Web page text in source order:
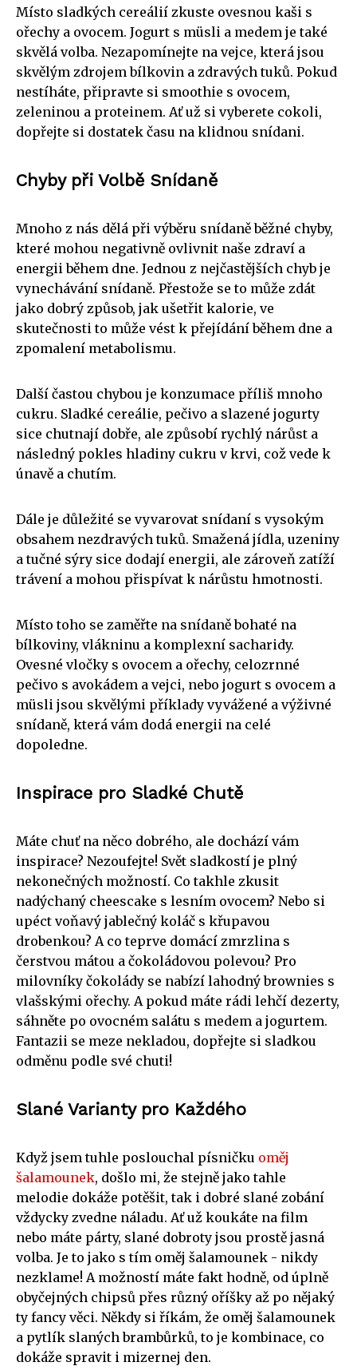
Místo sladkých cereálií zkuste ovesnou kaši s
ořechy a ovocem. Jogurt s müsli a medem je také
skvělá volba. Nezapomínejte na vejce, která jsou
skvělým zdrojem bílkovin a zdravých tuků. Pokud
nestíháte, připravte si smoothie s ovocem,
zeleninou a proteinem. Ať už si vyberete cokoli,
dopřejte si dostatek času na klidnou snídani.
Chyby při Volbě Snídaně
Mnoho z nás dělá při výběru snídaně běžné chyby,
které mohou negativně ovlivnit naše zdraví a
energii během dne. Jednou z nejčastějších chyb je
vynechávání snídaně. Přestože se to může zdát
jako dobrý způsob, jak ušetřit kalorie, ve
skutečnosti to může vést k přejídání během dne a
zpomalení metabolismu.
Další častou chybou je konzumace příliš mnoho
cukru. Sladké cereálie, pečivo a slazené jogurty
sice chutnají dobře, ale způsobí rychlý nárůst a
následný pokles hladiny cukru v krvi, což vede k
únavě a chutím.
Dále je důležité se vyvarovat snídaní s vysokým
obsahem nezdravých tuků. Smažená jídla, uzeniny
a tučné sýry sice dodají energii, ale zároveň zatíží
trávení a mohou přispívat k nárůstu hmotnosti.
Místo toho se zaměřte na snídaně bohaté na
bílkoviny, vlákninu a komplexní sacharidy.
Ovesné vločky s ovocem a ořechy, celozrnné
pečivo s avokádem a vejci, nebo jogurt s ovocem a
müsli jsou skvělými příklady vyvážené a výživné
snídaně, která vám dodá energii na celé
dopoledne.
Inspirace pro Sladké Chutě
Máte chuť na něco dobrého, ale dochází vám
inspirace? Nezoufejte! Svět sladkostí je plný
nekonečných možností. Co takhle zkusit
nadýchaný cheescake s lesním ovocem? Nebo si
upéct voňavý jablečný koláč s křupavou
drobenkou? A co teprve domácí zmrzlina s
čerstvou mátou a čokoládovou polevou? Pro
milovníky čokolády se nabízí lahodný brownies s
vlašskými ořechy. A pokud máte rádi lehčí dezerty,
sáhněte po ovocném salátu s medem a jogurtem.
Fantazii se meze nekladou, dopřejte si sladkou
odměnu podle své chuti!
Slané Varianty pro Každého
Když jsem tuhle poslouchal písničku oměj
šalamounek, došlo mi, že stejně jako tahle
melodie dokáže potěšit, tak i dobré slané zobání
vždycky zvedne náladu. Ať už koukáte na film
nebo máte párty, slané dobroty jsou prostě jasná
volba. Je to jako s tím oměj šalamounek - nikdy
nezklame! A možností máte fakt hodně, od úplně
obyčejných chipsů přes různý oříšky až po nějaký
ty fancy věci. Někdy si říkám, že oměj šalamounek
a pytlík slaných brambůrků, to je kombinace, co
dokáže spravit i mizernej den.